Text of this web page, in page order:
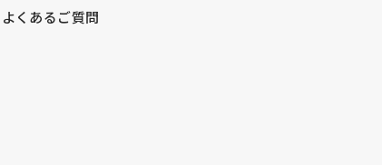
よくあるご質問